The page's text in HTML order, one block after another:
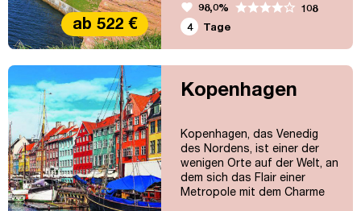
mit dem Rathaus, die Statue
der Bremer Stadtmusikanten
und vieles mehr. Auch unser
Ausflug auf die Hochseeinsel
Helgoland wird Sie
begeistern!
ab 522 €
favorite 98,0%
108
4
Tage
Kopenhagen
Kopenhagen, das Venedig
des Nordens, ist einer der
wenigen Orte auf der Welt, an
dem sich das Flair einer
Metropole mit dem Charme